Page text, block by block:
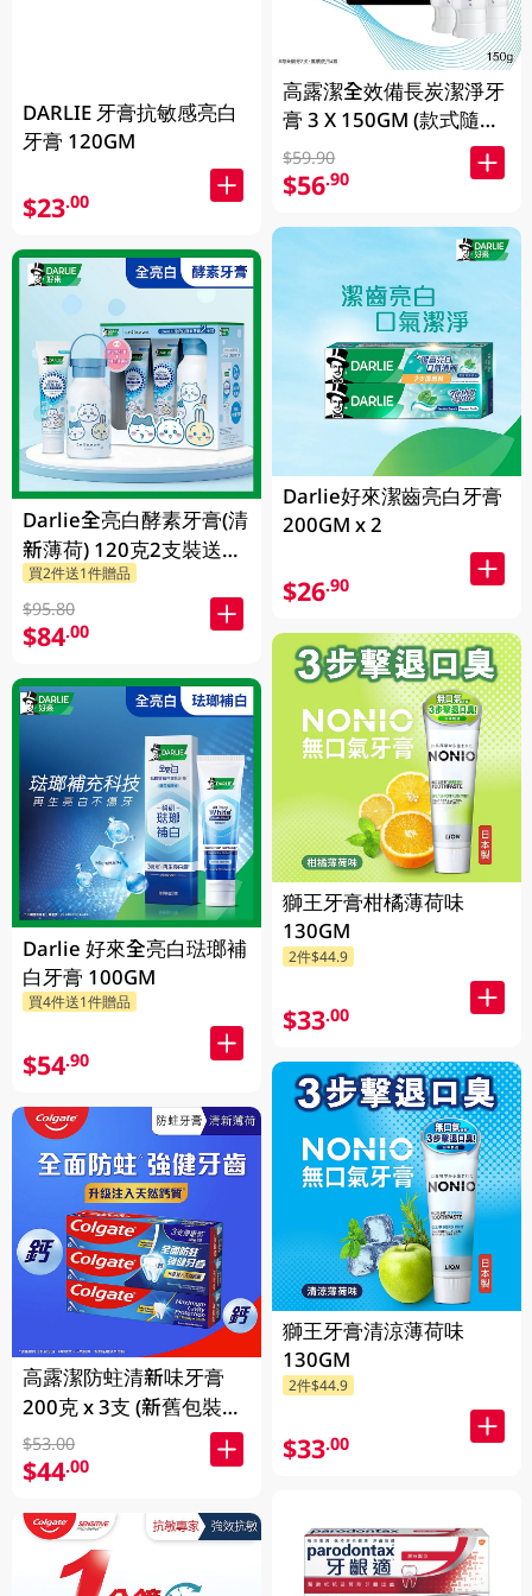
DARLIE 牙膏抗敏感亮白
牙膏 120GM
$23.00
Darlie全亮白酵素牙膏(清
新薄荷) 120克2支裝送
Chiikawa便攜不鏽鋼杯
1PK
買2件送1件贈品
$95.80
$84.00
Darlie 好來全亮白琺瑯補
白牙膏 100GM
買4件送1件贈品
$54.90
高露潔防蛀清新味牙膏
200克 x 3支 (新舊包裝隨
機發送)
$53.00
$44.00
高露潔全效備長炭潔淨牙
膏 3 X 150GM (款式隨機
發送)
$59.90
$56.90
Darlie好來潔齒亮白牙膏
200GM x 2
$26.90
獅王牙膏柑橘薄荷味
130GM
2件$44.9
$33.00
獅王牙膏清涼薄荷味
130GM
2件$44.9
$33.00